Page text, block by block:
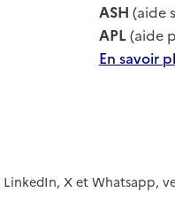
ASH (aide
APL(aide
En savoir
X et Whatsapp,